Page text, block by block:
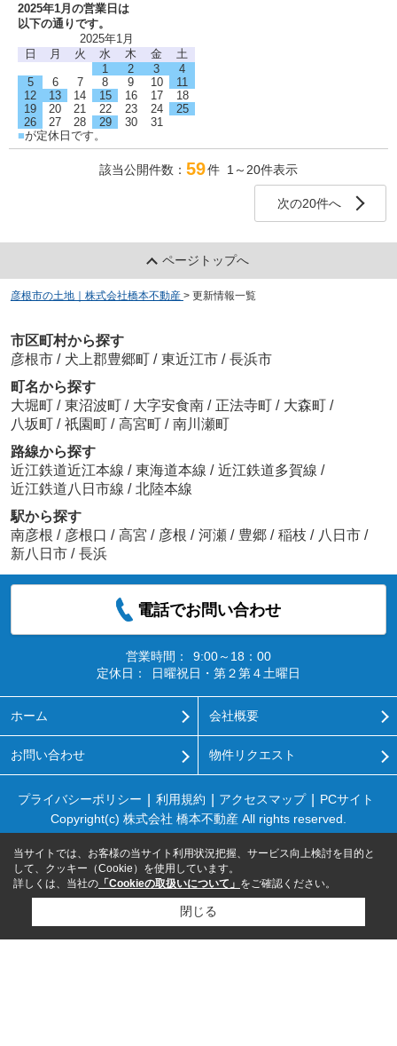
2025年1月の営業日は
以下の通りです。
2025年1月
日
月 火 水 木 金
土
1
2 3
4
5
6 7 8 9 10
11
12
13 14 15 16 17
18
19
20 21 22 23 24
25
26
27 28 29 30
31
■が定休日です。
該当公開件数： 59件 1～20件表示
次の20件へ
ページトップへ
彦根市の土地｜株式会社橋本不動産 > 更新情報一覧
市区町村から探す
彦根市 / 犬上郡豊郷町 / 東近江市 / 長浜市
町名から探す
大堀町 / 東沼波町 / 大字安食南 / 正法寺町 / 大森町 /
八坂町 / 祇園町 / 高宮町 / 南川瀬町
路線から探す
近江鉄道近江本線 / 東海道本線 / 近江鉄道多賀線 /
近江鉄道八日市線 / 北陸本線
駅から探す
南彦根 / 彦根口 / 高宮 / 彦根 / 河瀬 / 豊郷 / 稲枝 / 八日市 /
新八日市 / 長浜
電話でお問い合わせ
営業時間：
9:00～18：00
定休日：
日曜祝日・第２第４土曜日
ホーム 会社概要
お問い合わせ 物件リクエスト
プライバシーポリシー 利用規約 アクセスマップ
PCサイト
Copyright(c) 株式会社 橋本不動産 All rights reserved.
当サイトでは、お客様の当サイト利用状況把握、サービス向上検討を目的と
して、クッキー（Cookie）を使用しています。
詳しくは、当社の 「Cookieの取扱いについて」 をご確認ください。
閉じる